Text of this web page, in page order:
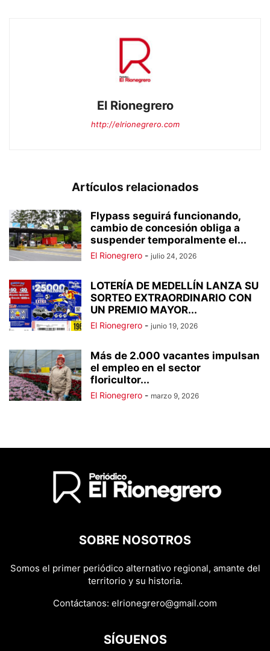
El Rionegrero
http://elrionegrero.com
Artículos relacionados
Flypass seguirá funcionando,
cambio de concesión obliga a
suspender temporalmente el...
El Rionegrero - julio 24, 2026
LOTERÍA DE MEDELLÍN LANZA SU
SORTEO EXTRAORDINARIO CON
UN PREMIO MAYOR...
El Rionegrero - junio 19, 2026
Más de 2.000 vacantes impulsan
el empleo en el sector
floricultor...
El Rionegrero - marzo 9, 2026
SOBRE NOSOTROS
Somos el primer periódico alternativo regional, amante del
territorio y su historia.
Contáctanos: elrionegrero@gmail.com
SÍGUENOS